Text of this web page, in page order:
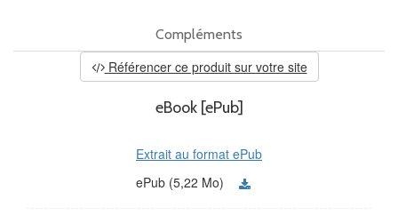
Compléments
Référencer ce produit sur votre site
eBook [ePub]
Extrait au format ePub
ePub (5,22 Mo)